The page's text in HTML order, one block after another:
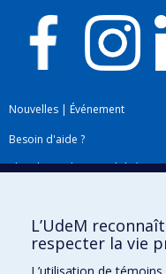
Nouvelles | Événement
Besoin d'aide ?
Plan du site|Accessibilité
L’UdeM
respecter la vie
L’utilisation de